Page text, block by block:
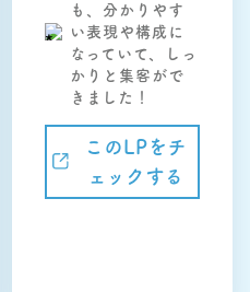
も、分かりやす
い表現や構成に
なっていて、しっ
かりと集客がで
きました！
このLPをチ
ェックする